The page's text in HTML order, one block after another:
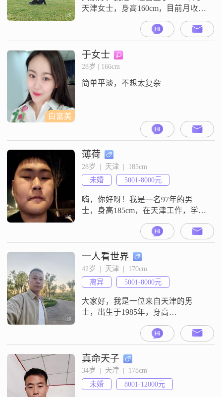
天津女士，身高160cm，目前月收入
在12001到20000元之间##3002##我
拥有大专学历，在工作中我一直保
持着独立自信的态度，热爱生活，
也追求事业上的成就##3002##我觉
得自己是一个比较直接的人，喜欢
在生活中，我热爱运动，喜欢旅
白富美
于女士
28岁 | 166cm
简单平淡，不想太复杂
薄荷
28岁  |  天津  |  185cm
未婚
5001-8000元
嗨，你好呀！我是一名97年的男
士，身高185cm，在天津工作，学历
是大专##3002##我现在一个月能挣
5001到8000元##3002##我觉得自己
是个挺稳重可靠的人呢##3002##在
我的观念里，家庭是非常重要的，
我把家庭放在首位##3002##我很喜
欢外出旅行，在旅途中能看到不同
的风景，感受不同的文化，这也让
我更
一人看世界
42岁  |  天津  |  170cm
离异
5001-8000元
大家好，我是一位来自天津的男
士，出生于1985年，身高
170cm##3002##我的月收入在5001到
8000元之间，目前从事一份稳定的
工作##3002##虽然我的学历是高中
及以下，但我一直保持着学习的热
情，努力提升自己的能力##3002##
性格方面，我自认为是一个稳重可
靠的人，做事踏实，不喜欢浮夸
真命天子
34岁  |  天津  |  178cm
未婚
8001-12000元